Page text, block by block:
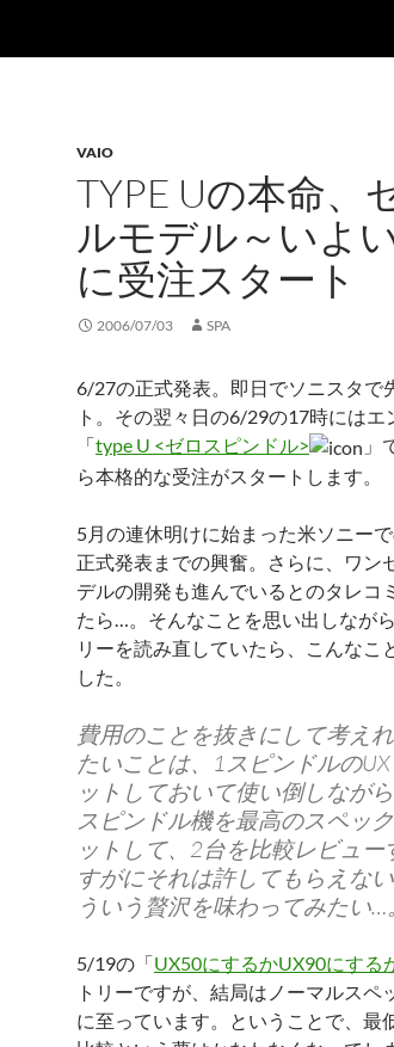
VAIO
TYPE Uの本命、
ルモデル～いよ
に受注スタート
2006/07/03 SPA
6/27の正式発表。即日でソニスタで
ト。その翌々日の6/29の17時には
「type U <ゼロスピンドル>
」
ら本格的な受注がスタートします。
5月の連休明けに始まった米ソニー
正式発表までの興奮。さらに、ワン
デルの開発も進んでいるとのタレコ
たら…。そんなことを思い出しなが
リーを読み直していたら、こんなこ
した。
費用のことを抜きにして考え
たいことは、1スピンドルの
ットしておいて使い倒しなが
スピンドル機を最高のスペッ
ットして、2台を比較レビュ
すがにそれは許してもらえな
ういう贅沢を味わってみたい…。
5/19の「UX50にするかUX90にする
トリーですが、結局はノーマルスペ
に至っています。ということで、最